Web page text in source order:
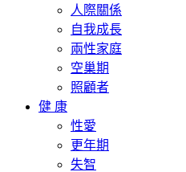
人際關係
自我成長
兩性家庭
空巢期
照顧者
健 康
性愛
更年期
失智